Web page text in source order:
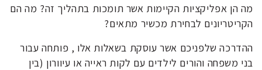
מה הן אפליקציות הקיימות אשר תומכות בתהליך זה? מה הם
הקריטריונים לבחירת מכשיר מתאים?
ההדרכה שלפניכם אשר עוסקת בשאלות אלו , פותחה עבור
בני משפחה והורים לילדים עם לקות ראייה או עיוורון (בין